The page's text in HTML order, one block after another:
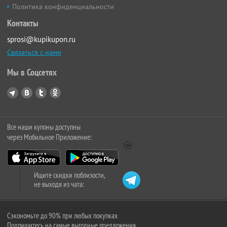
Политика конфиденциальности
Контакты
sprosi@kupikupon.ru
Связаться с нами
Мы в Соцсетях
Все наши купоны доступны
через Мобильное Приложение:
Ищите скидки поблизости,
не выходя из чата:
Сэкономьте до 90% при любых покупках